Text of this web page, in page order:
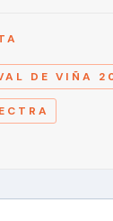
DE VIÑA